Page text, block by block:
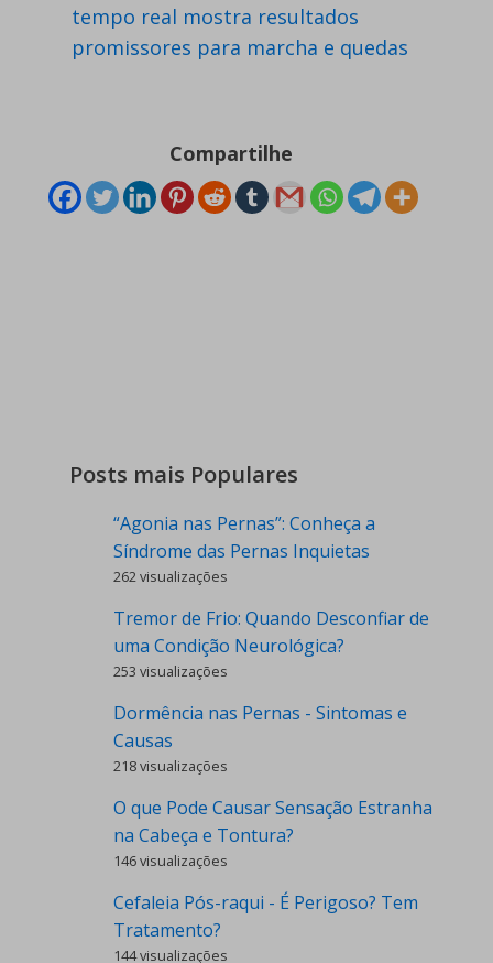
tempo real mostra resultados
promissores para marcha e quedas
Compartilhe
Posts mais Populares
“Agonia nas Pernas”: Conheça a
Síndrome das Pernas Inquietas
262 visualizações
Tremor de Frio: Quando Desconfiar de
uma Condição Neurológica?
253 visualizações
Dormência nas Pernas - Sintomas e
Causas
218 visualizações
O que Pode Causar Sensação Estranha
na Cabeça e Tontura?
146 visualizações
Cefaleia Pós-raqui - É Perigoso? Tem
Tratamento?
144 visualizações